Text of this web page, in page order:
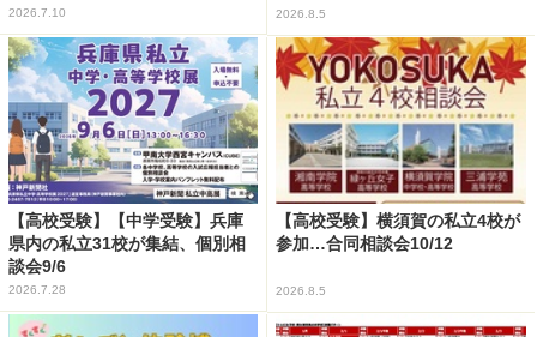
2026.7.10 2026.8.5
【高校受験】【中学受験】兵庫
県内の私立31校が集結、個別相
談会9/6
2026.7.28
【高校受験】横須賀の私立4校が
参加…合同相談会10/12
2026.8.5